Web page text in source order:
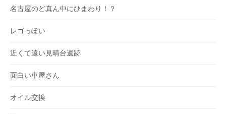
名古屋のど真ん中にひまわり！？
レゴっぽい
近くて遠い見晴台遺跡
面白い車屋さん
オイル交換